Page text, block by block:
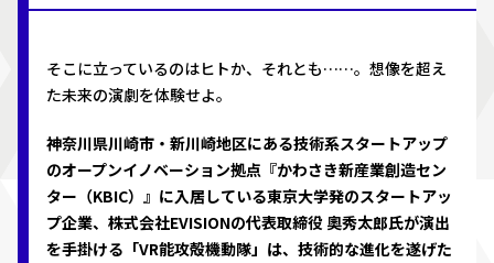
そこに立っているのはヒトか、それとも……。想像を超え
た未来の演劇を体験せよ。
神奈川県川崎市・新川崎地区にある技術系スタートアップ
のオープンイノベーション拠点『かわさき新産業創造セン
ター（KBIC）』に入居している東京大学発のスタートアッ
プ企業、株式会社EVISIONの代表取締役 奧秀太郎氏が演出
を手掛ける「VR能攻殻機動隊」は、技術的な進化を遂げた